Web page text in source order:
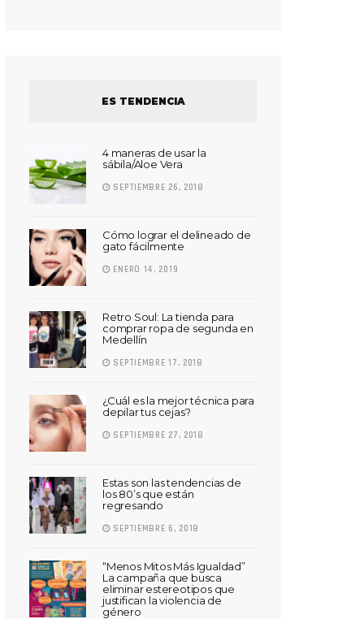
ES TENDENCIA
4 maneras de usar la
sábila/Aloe Vera
SEPTIEMBRE 26, 2018
Cómo lograr el delineado de
gato fácilmente
ENERO 14, 2019
Retro Soul: La tienda para
comprar ropa de segunda en
Medellín
SEPTIEMBRE 17, 2018
¿Cuál es la mejor técnica para
depilar tus cejas?
SEPTIEMBRE 27, 2018
Estas son las tendencias de
los 80’s que están
regresando
SEPTIEMBRE 6, 2018
“Menos Mitos Más Igualdad”
La campaña que busca
eliminar estereotipos que
justifican la violencia de
género